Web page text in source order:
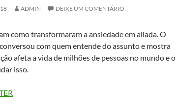
ADMIN DEIXE UM COMENTÁRIO
como transformaram a ansiedade em aliada. O
com quem entende do assunto e mostra
afeta a vida de milhões de pessoas no mundo e o
isso.